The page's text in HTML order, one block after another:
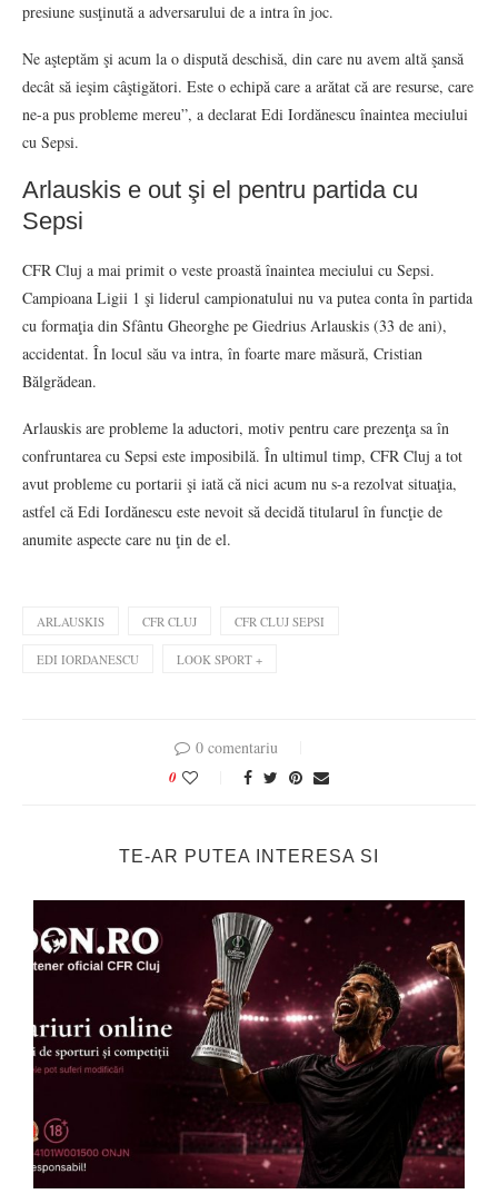
presiune susţinută a adversarului de a intra în joc.
Ne aşteptăm şi acum la o dispută deschisă, din care nu avem altă şansă
decât să ieşim câştigători. Este o echipă care a arătat că are resurse, care
ne-a pus probleme mereu”, a declarat Edi Iordănescu înaintea meciului
cu Sepsi.
Arlauskis e out şi el pentru partida cu
Sepsi
CFR Cluj a mai primit o veste proastă înaintea meciului cu Sepsi.
Campioana Ligii 1 şi liderul campionatului nu va putea conta în partida
cu formaţia din Sfântu Gheorghe pe Giedrius Arlauskis (33 de ani),
accidentat. În locul său va intra, în foarte mare măsură, Cristian
Bălgrădean.
Arlauskis are probleme la aductori, motiv pentru care prezenţa sa în
confruntarea cu Sepsi este imposibilă. În ultimul timp, CFR Cluj a tot
avut probleme cu portarii şi iată că nici acum nu s-a rezolvat situaţia,
astfel că Edi Iordănescu este nevoit să decidă titularul în funcţie de
anumite aspecte care nu ţin de el.
ARLAUSKIS CFR CLUJ CFR CLUJ SEPSI
EDI IORDANESCU LOOK SPORT +
0 comentariu
0
TE-AR PUTEA INTERESA SI